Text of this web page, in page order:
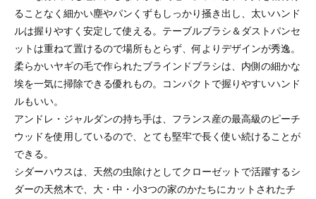
ることなく細かい塵やパンくずもしっかり掻き出し、太いハンド
ルは握りやすく安定して使える。テーブルブラシ＆ダストパンセ
ットは重ねて置けるので場所もとらず、何よりデザインが秀逸。
柔らかいヤギの毛で作られたブラインドブラシは、内側の細かな
埃を一気に掃除できる優れもの。コンパクトで握りやすいハンド
ルもいい。
アンドレ・ジャルダンの持ち手は、フランス産の最高級のピーチ
ウッドを使用しているので、とても堅牢で長く使い続けることが
できる。
シダーハウスは、天然の虫除けとしてクローゼットで活躍するシ
ダーの天然木で、大・中・小3つの家のかたちにカットされたチ